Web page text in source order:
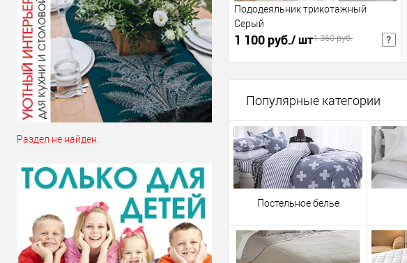
Раздел не найден.
Пододеяльник трикотажный
Серый
1 100 руб./ шт1 360 руб.
Купить в 1 клик
В избранное
К сравнению
Популярные категории
Постельное белье